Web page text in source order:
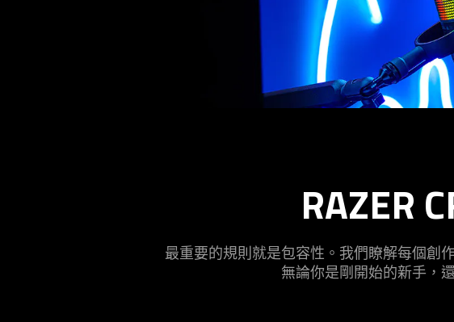
RAZER
最重要的規則就是包容性。我們瞭解每個創
無論你是剛開始的新手，